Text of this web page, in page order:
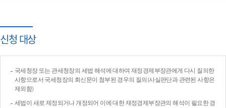
신청 대상
국세청장 또는 관세청장의 세법 해석에 대하여 재정경제부장관에게 다시 질의한
사항으로서 국세청장의 회신문이 첨부된 경우의 질의(사실판단과 관련된 사항은
제외함)
세법이 새로 제정되거나 개정되어 이에 대한 재정경제부장관의 해석이 필요한 경